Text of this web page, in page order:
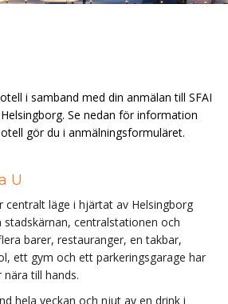
i samband med din anmälan till SFAI
Se nedan för information
gör du i anmälningsformuläret.
U
centralt läge i hjärtat av Helsingborg
centralstationen och
barer, restauranger, en takbar,
ett gym och ett parkeringsgarage har
till hands.
hela veckan och njut av en drink i